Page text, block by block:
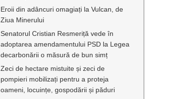
Eroii din adâncuri omagiați la Vulcan, de
Ziua Minerului
Senatorul Cristian Resmeriță vede în
adoptarea amendamentului PSD la Legea
decarbonării o măsură de bun simț
Zeci de hectare mistuite și zeci de
pompieri mobilizați pentru a proteja
oameni, locuințe, gospodării și păduri